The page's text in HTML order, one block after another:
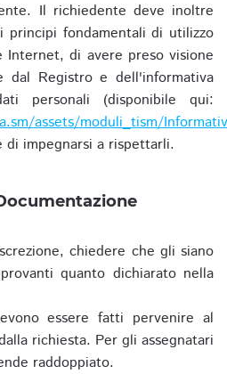
Il richiedente deve inoltre
principi fondamentali di utilizzo
di avere preso visione
dal Registro e dell'informativa
personali (disponibile qui:
assets/moduli_tism/
di impegnarsi a rispettarli.
chiedere che gli siano
quanto dichiarato nella
essere fatti pervenire al
richiesta. Per gli assegnatari
raddoppiato.